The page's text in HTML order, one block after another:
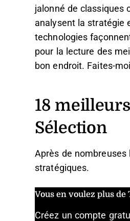
jalonné de classiques
analysent la stratégie
technologies
pour la lecture des
bon endroit. Faites-
18
Sélection
Après de
stratégiques.
Vous en voulez plus de
Créez un compte